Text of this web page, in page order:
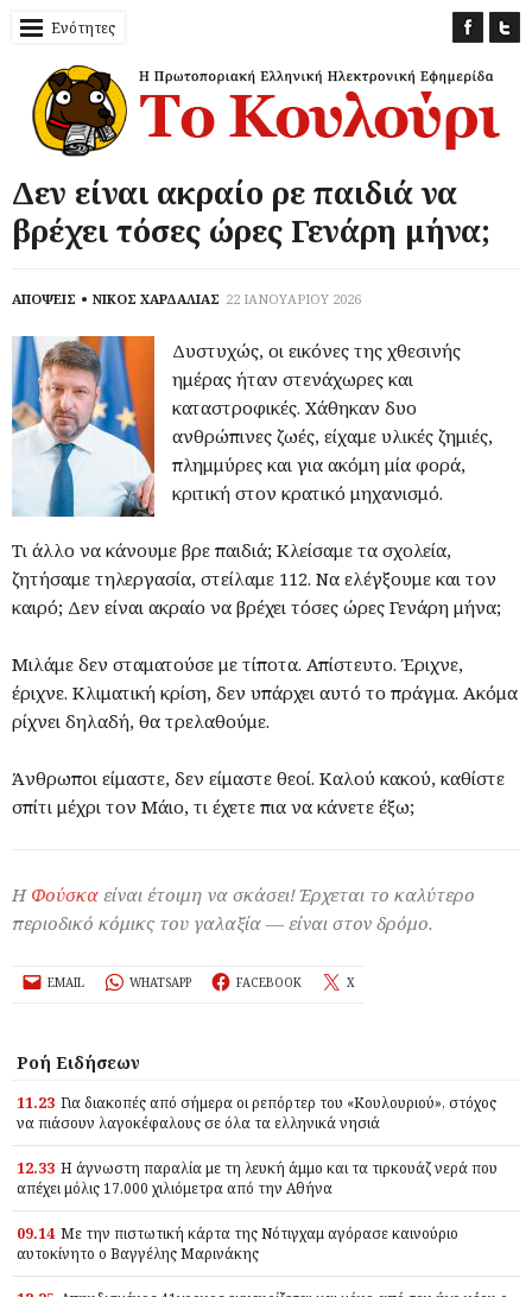
Ενότητες
Δεν είναι ακραίο ρε παιδιά να
βρέχει τόσες ώρες Γενάρη μήνα;
ΑΠΟΨΕΙΣ ΝΙΚΟΣ ΧΑΡΔΑΛΙΑΣ 22 ΙΑΝΟΥΑΡΙΟΥ 2026
Δυστυχώς, οι εικόνες της χθεσινής
ημέρας ήταν στενάχωρες και
καταστροφικές. Χάθηκαν δυο
ανθρώπινες ζωές, είχαμε υλικές ζημιές,
πλημμύρες και για ακόμη μία φορά,
κριτική στον κρατικό μηχανισμό.
Τι άλλο να κάνουμε βρε παιδιά; Κλείσαμε τα σχολεία,
ζητήσαμε τηλεργασία, στείλαμε 112. Να ελέγξουμε και τον
καιρό; Δεν είναι ακραίο να βρέχει τόσες ώρες Γενάρη μήνα;
Μιλάμε δεν σταματούσε με τίποτα. Απίστευτο. Έριχνε,
έριχνε. Κλιματική κρίση, δεν υπάρχει αυτό το πράγμα. Ακόμα
ρίχνει δηλαδή, θα τρελαθούμε.
Άνθρωποι είμαστε, δεν είμαστε θεοί. Καλού κακού, καθίστε
σπίτι μέχρι τον Μάιο, τι έχετε πια να κάνετε έξω;
Η Φούσκα είναι έτοιμη να σκάσει! Έρχεται το καλύτερο
περιοδικό κόμικς του γαλαξία — είναι στον δρόμο.
EMAIL WHATSAPP FACEBOOK X
Ροή Ειδήσεων
11.23 Για διακοπές από σήμερα οι ρεπόρτερ του «Κουλουριού», στόχος
να πιάσουν λαγοκέφαλους σε όλα τα ελληνικά νησιά
12.33 Η άγνωστη παραλία με τη λευκή άμμο και τα τιρκουάζ νερά που
απέχει μόλις 17.000 χιλιόμετρα από την Αθήνα
09.14 Με την πιστωτική κάρτα της Νότιγχαμ αγόρασε καινούριο
αυτοκίνητο ο Βαγγέλης Μαρινάκης